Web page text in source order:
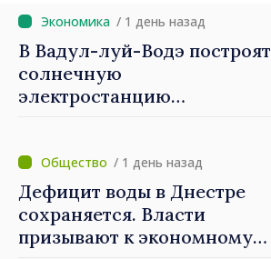
/ 1 день назад
В Вадул-луй-Водэ построят
солнечную
электростанцию
/ 1 день назад
Дефицит воды в Днестре
сохраняется. Власти
призывают к экономному